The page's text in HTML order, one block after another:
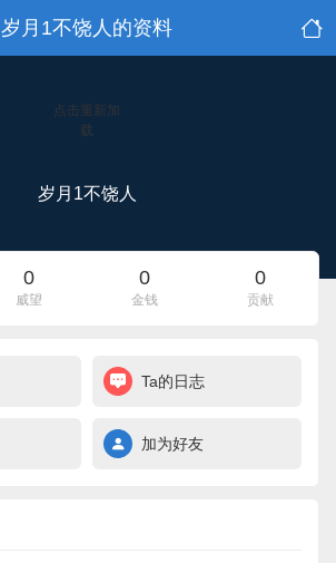
岁月1不饶人的资料
点击重新加
载
岁月1不饶人
0
威望
0
金钱
0
贡献
Ta的日志
加为好友